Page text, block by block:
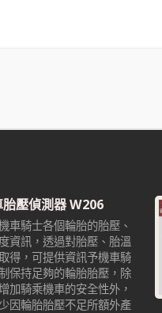
壓偵測器 W206
車騎士各個輪胎的胎壓、
資訊，透過對胎壓、胎溫
得，可提供資訊予機車騎
保持足夠的輪胎胎壓，除
加騎乘機車的安全性外，
因輪胎胎壓不足所額外產